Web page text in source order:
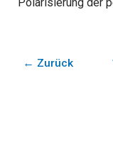
← Zurück